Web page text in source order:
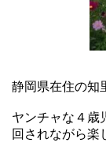
静岡県在住の知
ヤンチャな４歳
回されながら楽